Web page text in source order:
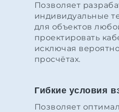
Позволяет
индивидуальные
для объектов
проектировать
исключая
просчётах.
Гибкие условия
Позволяет